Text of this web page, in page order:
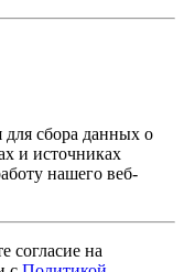
для сбора данных о
и источниках
нашего веб-
согласие на